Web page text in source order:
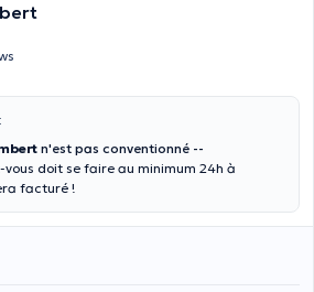
n'est pas conventionné --
doit se faire au minimum 24h à
facturé !